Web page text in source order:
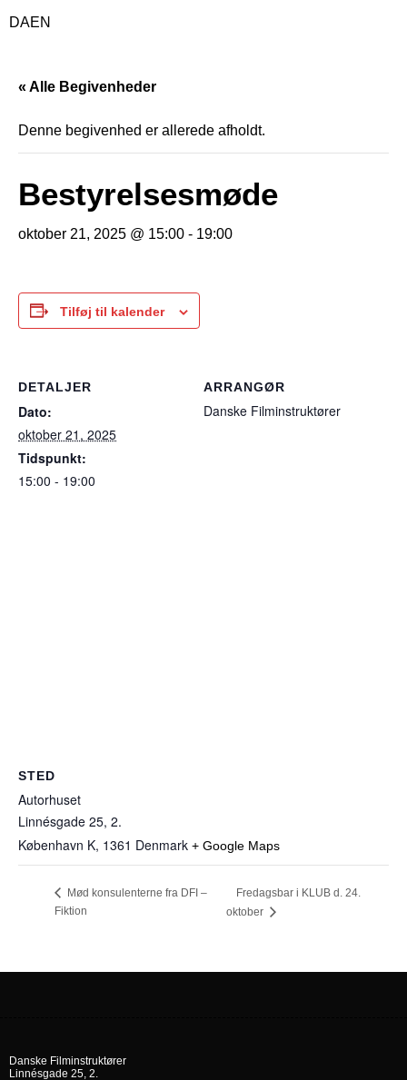
DAEN
« Alle Begivenheder
Denne begivenhed er allerede afholdt.
Bestyrelsesmøde
oktober 21, 2025 @ 15:00 - 19:00
Tilføj til kalender
DETALJER
Dato:
oktober 21, 2025
Tidspunkt:
15:00 - 19:00
ARRANGØR
Danske Filminstruktører
STED
Autorhuset
Linnésgade 25, 2.
København K, 1361 Denmark + Google Maps
Mød konsulenterne fra DFI –
Fiktion
Fredagsbar i KLUB d. 24.
oktober
Danske Filminstruktører
Linnésgade 25, 2.